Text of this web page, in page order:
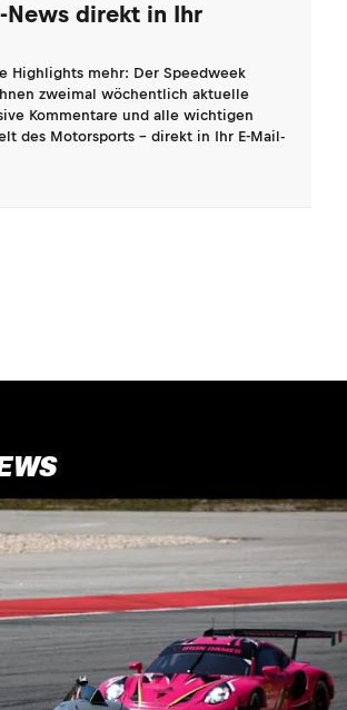
News direkt in Ihr
Highlights mehr: Der Speedweek
zweimal wöchentlich aktuelle
Kommentare und alle wichtigen
des Motorsports - direkt in Ihr E-Mail-